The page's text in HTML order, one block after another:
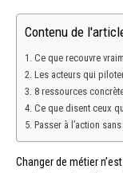
Contenu de
Ce que recouvre
Les acteurs qui
8 ressources
Ce que disent ceux
Passer à l’action
Changer de métier